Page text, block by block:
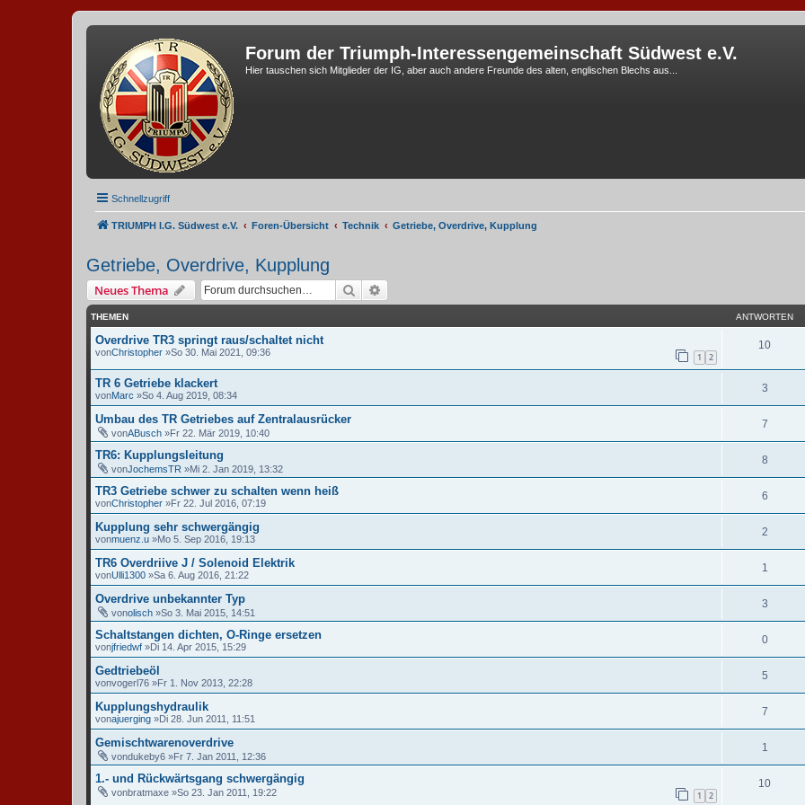
Forum der Triumph-Interessengemeinschaft Südwest e.V.
Hier tauschen sich Mitglieder der IG, aber auch andere Freunde des alten, englischen Blechs aus...
Schnellzugriff
TRIUMPH I.G. Südwest e.V. Foren-Übersicht Technik Getriebe, Overdrive, Kupplung
Getriebe, Overdrive, Kupplung
Neues Thema Suche
THEMEN ANTWORTEN
Overdrive TR3 springt raus/schaltet nicht
vonChristopher »So 30. Mai 2021, 09:36 1 2
10
TR 6 Getriebe klackert
vonMarc »So 4. Aug 2019, 08:34
3
Umbau des TR Getriebes auf Zentralausrücker
vonABusch »Fr 22. Mär 2019, 10:40
7
TR6: Kupplungsleitung
vonJochemsTR »Mi 2. Jan 2019, 13:32
8
TR3 Getriebe schwer zu schalten wenn heiß
vonChristopher »Fr 22. Jul 2016, 07:19
6
Kupplung sehr schwergängig
vonmuenz.u »Mo 5. Sep 2016, 19:13
2
TR6 Overdriive J / Solenoid Elektrik
vonUlli1300 »Sa 6. Aug 2016, 21:22
1
Overdrive unbekannter Typ
vonolisch »So 3. Mai 2015, 14:51
3
Schaltstangen dichten, O-Ringe ersetzen
vonjfriedwf »Di 14. Apr 2015, 15:29
0
Gedtriebeöl
vonvogerl76 »Fr 1. Nov 2013, 22:28
5
Kupplungshydraulik
vonajuerging »Di 28. Jun 2011, 11:51
7
Gemischtwarenoverdrive
vondukeby6 »Fr 7. Jan 2011, 12:36
1
1.- und Rückwärtsgang schwergängig
vonbratmaxe »So 23. Jan 2011, 19:22 1 2
10